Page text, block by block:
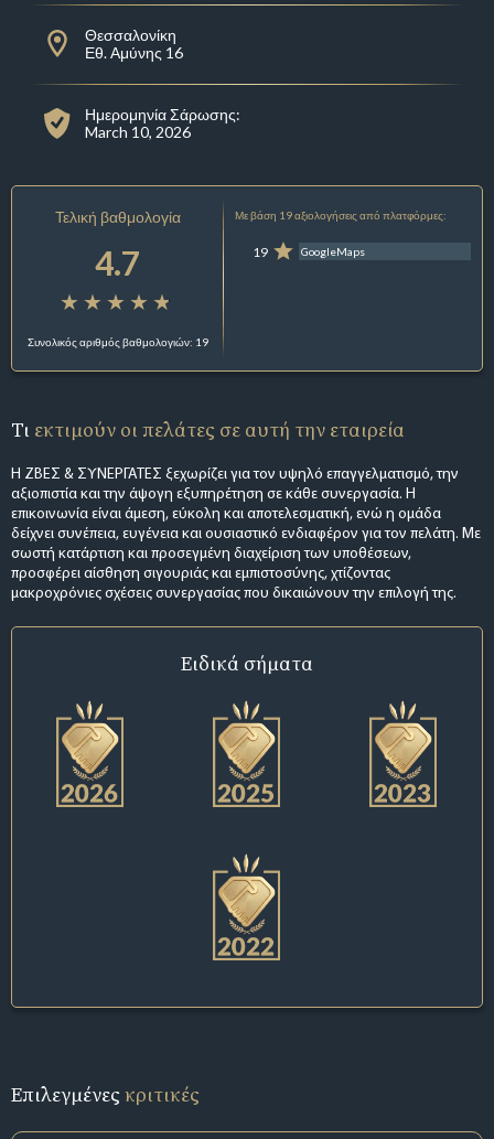
Θεσσαλονίκη
Εθ. Αμύνης 16
Ημερομηνία Σάρωσης:
March 10, 2026
Τελική βαθμολογία
4.7
Συνολικός αριθμός βαθμολογιών: 19
Με βάση 19 αξιολογήσεις από πλατφόρμες:
19 GoogleMaps
Τι εκτιμούν οι πελάτες σε αυτή την εταιρεία
Η ΖΒΕΣ & ΣΥΝΕΡΓΑΤΕΣ ξεχωρίζει για τον υψηλό επαγγελματισμό, την
αξιοπιστία και την άψογη εξυπηρέτηση σε κάθε συνεργασία. Η
επικοινωνία είναι άμεση, εύκολη και αποτελεσματική, ενώ η ομάδα
δείχνει συνέπεια, ευγένεια και ουσιαστικό ενδιαφέρον για τον πελάτη. Με
σωστή κατάρτιση και προσεγμένη διαχείριση των υποθέσεων,
προσφέρει αίσθηση σιγουριάς και εμπιστοσύνης, χτίζοντας
μακροχρόνιες σχέσεις συνεργασίας που δικαιώνουν την επιλογή της.
Ειδικά σήματα
Επιλεγμένεςκριτικές